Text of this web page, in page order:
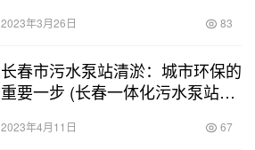
2023年3月26日 83
长春市污水泵站清淤：城市环保的
重要一步 (长春一体化污水泵站清
2023年4月11日 67